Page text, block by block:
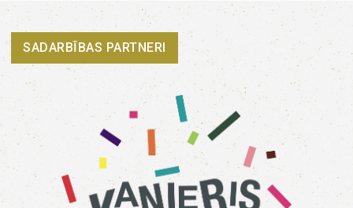
SADARBĪBAS PARTNERI